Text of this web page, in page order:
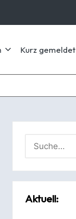
Kurz gemeldet
Aktuell: